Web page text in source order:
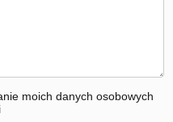
moich danych osobowych